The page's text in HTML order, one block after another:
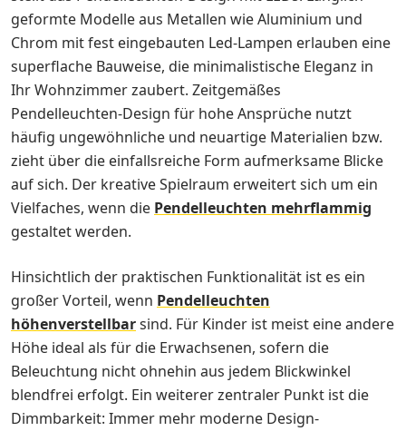
geformte Modelle aus Metallen wie Aluminium und
Chrom mit fest eingebauten Led-Lampen erlauben eine
superflache Bauweise, die minimalistische Eleganz in
Ihr Wohnzimmer zaubert. Zeitgemäßes
Pendelleuchten-Design für hohe Ansprüche nutzt
häufig ungewöhnliche und neuartige Materialien bzw.
zieht über die einfallsreiche Form aufmerksame Blicke
auf sich. Der kreative Spielraum erweitert sich um ein
Vielfaches, wenn die Pendelleuchten mehrflammig
gestaltet werden.
Hinsichtlich der praktischen Funktionalität ist es ein
großer Vorteil, wenn Pendelleuchten
höhenverstellbarsind. Für Kinder ist meist eine andere
Höhe ideal als für die Erwachsenen, sofern die
Beleuchtung nicht ohnehin aus jedem Blickwinkel
blendfrei erfolgt. Ein weiterer zentraler Punkt ist die
Dimmbarkeit: Immer mehr moderne Design-